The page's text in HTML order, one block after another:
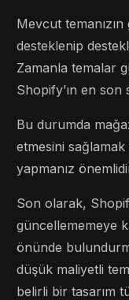
Mevcut
desteklenip
Zamanla temalar
Shopify’ın en
Bu durumda
etmesini
yapmanız
Son olarak,
güncellememeye
önünde
düşük maliyetli
belirli bir tasarım